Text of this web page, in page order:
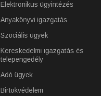
Elektronikus ügyintézés
Anyakönyvi igazgatás
Szociális ügyek
Kereskedelmi igazgatás és
telepengedély
Adó ügyek
Birtokvédelem